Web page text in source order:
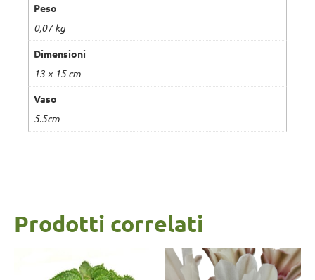
Peso
0,07 kg
Dimensioni
13 × 15 cm
Vaso
5.5cm
Prodotti correlati